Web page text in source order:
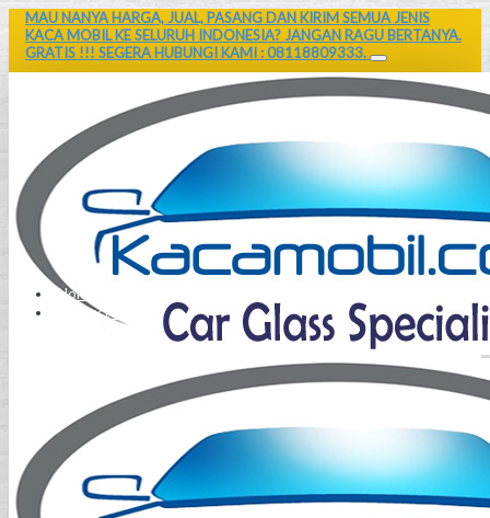
MAU NANYA HARGA, JUAL, PASANG DAN KIRIM SEMUA JENIS
KACA MOBIL KE SELURUH INDONESIA? JANGAN RAGU BERTANYA.
GRATIS !!! SEGERA HUBUNGI KAMI : 08118809333.
Home
Contact Us